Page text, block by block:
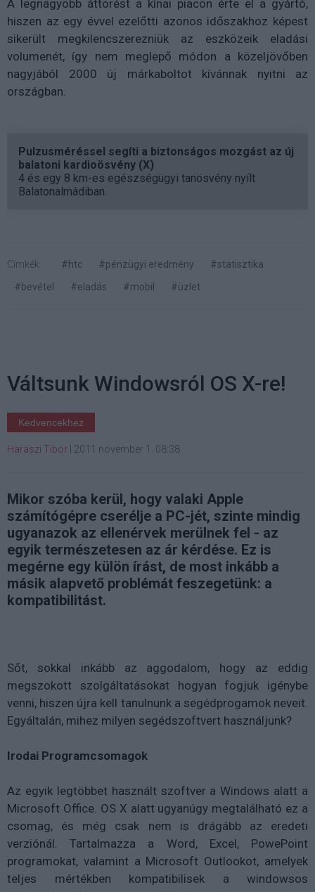
A legnagyobb áttörést a kínai piacon érte el a gyártó,
hiszen az egy évvel ezelőtti azonos időszakhoz képest
sikerült megkilencszerezniük az eszközeik eladási
volumenét, így nem meglepő módon a közeljövőben
nagyjából 2000 új márkaboltot kívánnak nyitni az
országban.
Pulzusméréssel segíti a biztonságos mozgást az új
balatoni kardioösvény (X)
4 és egy 8 km-es egészségügyi tanösvény nyílt
Balatonalmádiban.
Címkék: #htc #pénzügyi eredmény
#statisztika
#bevétel
#eladás #mobil #üzlet
Váltsunk Windowsról OS X-re!
Kedvencekhez
Haraszi Tibor | 2011 november 1. 08:38
Mikor szóba kerül, hogy valaki Apple
számítógépre cserélje a PC-jét, szinte mindig
ugyanazok az ellenérvek merülnek fel - az
egyik természetesen az ár kérdése. Ez is
megérne egy külön írást, de most inkább a
másik alapvető problémát feszegetünk: a
kompatibilitást.
Sőt, sokkal inkább az aggodalom, hogy az eddig
megszokott szolgáltatásokat hogyan fogjuk igénybe
venni, hiszen újra kell tanulnunk a segédprogamok neveit.
Egyáltalán, mihez milyen segédszoftvert használjunk?
Irodai Programcsomagok
Az egyik legtöbbet használt szoftver a Windows alatt a
Microsoft Office. OS X alatt ugyanúgy megtalálható ez a
csomag, és még csak nem is drágább az eredeti
verziónál. Tartalmazza a Word, Excel, PowePoint
programokat, valamint a Microsoft Outlookot, amelyek
teljes mértékben kompatibilisek a windowsos